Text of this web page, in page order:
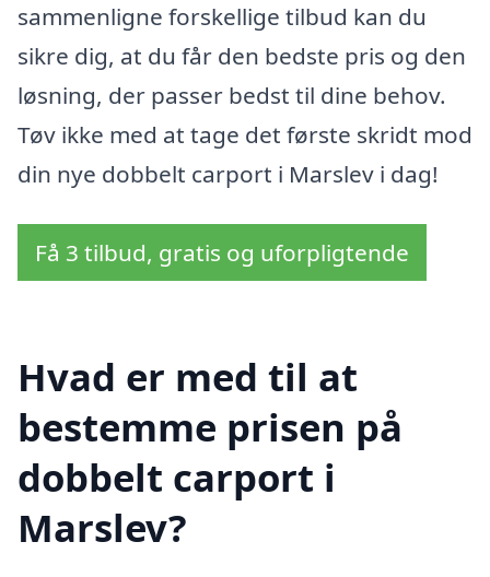
sammenligne forskellige tilbud kan du
sikre dig, at du får den bedste pris og den
løsning, der passer bedst til dine behov.
Tøv ikke med at tage det første skridt mod
din nye dobbelt carport i Marslev i dag!
Få 3 tilbud, gratis og uforpligtende
Hvad er med til at
bestemme prisen på
dobbelt carport i
Marslev?